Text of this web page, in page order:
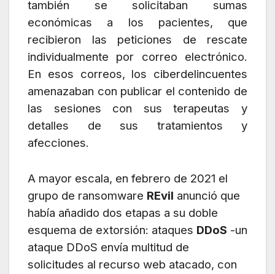
también se solicitaban sumas
económicas a los pacientes, que
recibieron las peticiones de rescate
individualmente por correo electrónico.
En esos correos, los ciberdelincuentes
amenazaban con publicar el contenido de
las sesiones con sus terapeutas y
detalles de sus tratamientos y
afecciones.
A mayor escala, en febrero de 2021 el
grupo de ransomware REvil anunció que
había añadido dos etapas a su doble
esquema de extorsión: ataques DDoS -un
ataque DDoS envía multitud de
solicitudes al recurso web atacado, con